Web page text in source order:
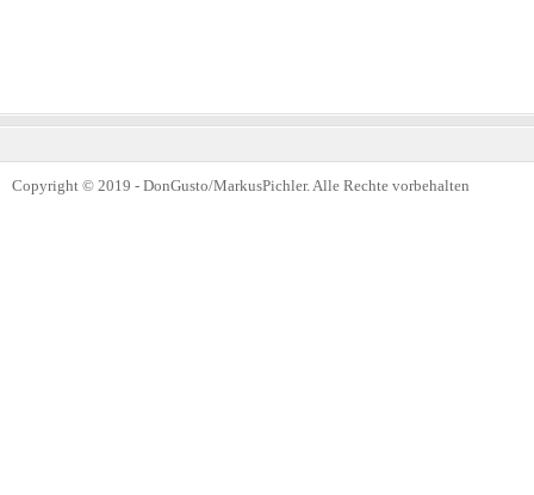
Copyright © 2019 - DonGusto/MarkusPichler. Alle Rechte vorbehalten